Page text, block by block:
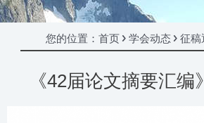
您的位置：首页 > 学会动态 > 征稿
《42届论文摘要汇编